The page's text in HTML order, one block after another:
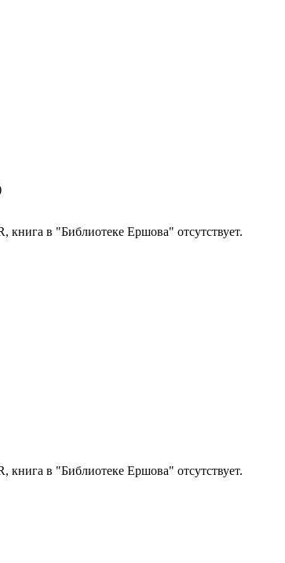
в "Библиотеке Ершова" отсутствует.
в "Библиотеке Ершова" отсутствует.